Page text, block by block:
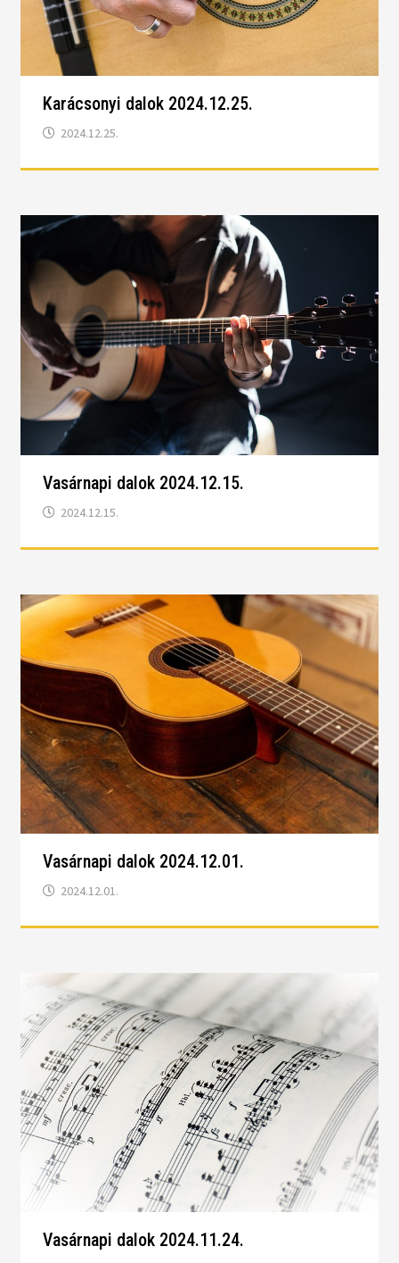
Karácsonyi dalok 2024.12.25.
2024.12.25.
Vasárnapi dalok 2024.12.15.
2024.12.15.
Vasárnapi dalok 2024.12.01.
2024.12.01.
Vasárnapi dalok 2024.11.24.